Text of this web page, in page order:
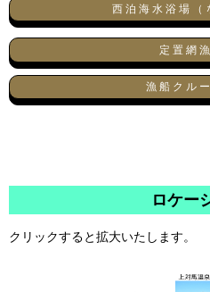
西泊海水浴場（
定置網
漁船クル
ロケー
クリックすると拡大いたします。